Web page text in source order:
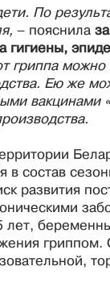
По
– пояснила
гигиены,
гриппа можно
Ею же
вакцинами
состав
развития
лет,
гриппом.